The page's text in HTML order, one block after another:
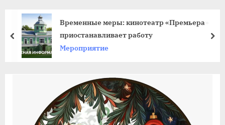
факс:
+7
39
59
Временные меры: кинотеатр «Премьера»
приостанавливает работу
Мероприятие
пред